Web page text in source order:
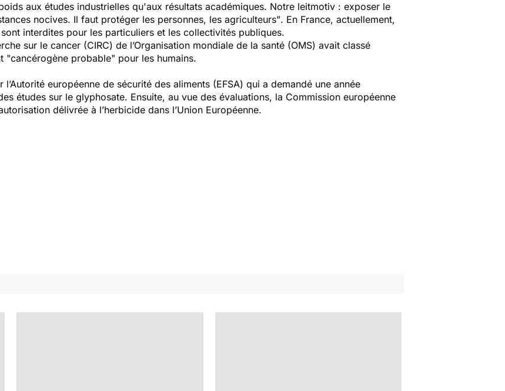
aux études industrielles qu'aux résultats académiques. Notre leitmotiv : exposer le
nocives. Il faut protéger les personnes, les agriculteurs”. En France, actuellement,
interdites pour les particuliers et les collectivités publiques.
sur le cancer (CIRC) de l’Organisation mondiale de la santé (OMS) avait classé
"cancérogène probable" pour les humains.
européenne de sécurité des aliments (EFSA) qui a demandé une année
études sur le glyphosate. Ensuite, au vue des évaluations, la Commission européenne
délivrée à l’herbicide dans l’Union Européenne.